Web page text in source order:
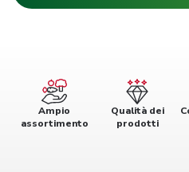
Ampio
assortimento
Qualità dei
prodotti